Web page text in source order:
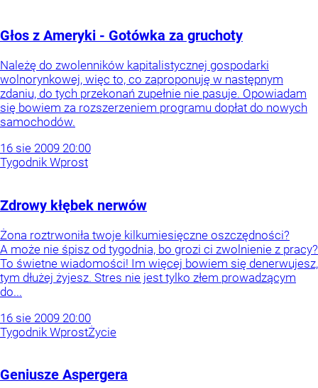
Głos z Ameryki - Gotówka za gruchoty
Należę do zwolenników kapitalistycznej gospodarki
wolnorynkowej, więc to, co zaproponuję w następnym
zdaniu, do tych przekonań zupełnie nie pasuje. Opowiadam
się bowiem za rozszerzeniem programu dopłat do nowych
samochodów.
16 sie 2009 20:00
Tygodnik Wprost
Zdrowy kłębek nerwów
Żona roztrwoniła twoje kilkumiesięczne oszczędności?
A może nie śpisz od tygodnia, bo grozi ci zwolnienie z pracy?
To świetne wiadomości! Im więcej bowiem się denerwujesz,
tym dłużej żyjesz. Stres nie jest tylko złem prowadzącym
do...
16 sie 2009 20:00
Tygodnik WprostŻycie
Geniusze Aspergera